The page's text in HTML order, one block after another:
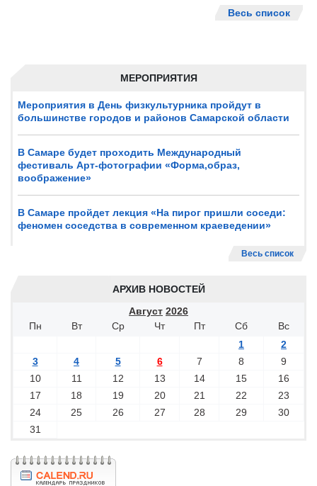
МЕРОПРИЯТИЯ
Мероприятия в День физкультурника пройдут в
большинстве городов и районов Самарской области
В Самаре будет проходить Международный
фестиваль Арт-фотографии «Форма,образ,
воображение»
В Самаре пройдет лекция «На пирог пришли соседи:
феномен соседства в современном краеведении»
Весь список
АРХИВ НОВОСТЕЙ
Август 2026
Пн
Вт Ср Чт Пт Сб
Вс
1
2
3
4 5 6 7 8
9
10
11 12 13 14 15
16
17
18 19 20 21 22
23
24
25 26 27 28 29
30
31
Весь список